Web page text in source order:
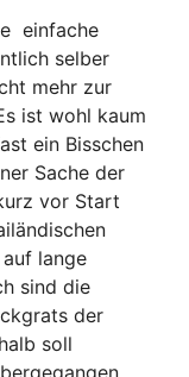
einfache
selber
mehr zur
ist wohl kaum
ein Bisschen
Sache der
vor Start
lange
sind die
der
soll